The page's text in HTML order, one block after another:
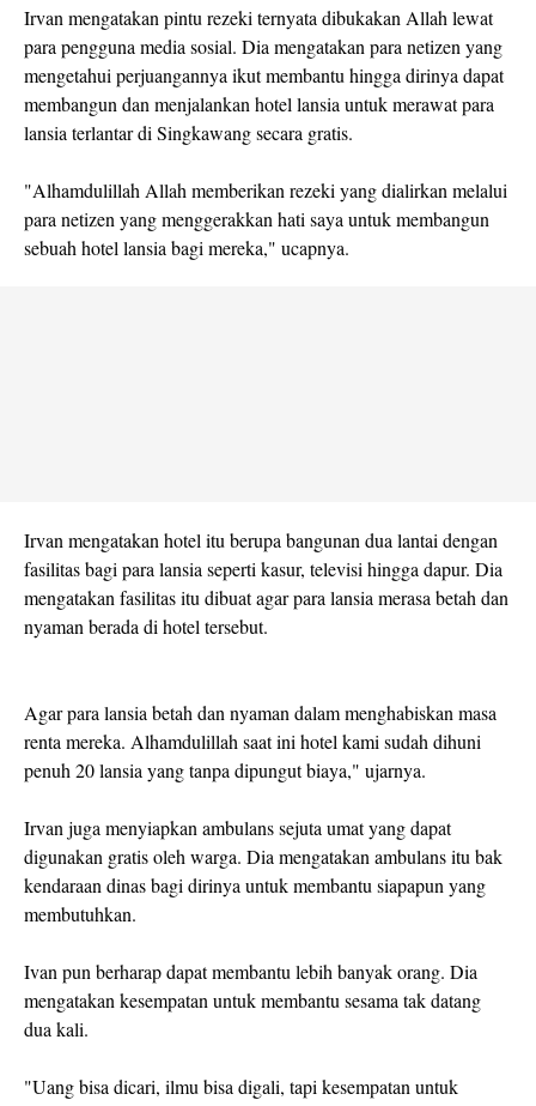
Irvan mengatakan pintu rezeki ternyata dibukakan Allah lewat
para pengguna media sosial. Dia mengatakan para netizen yang
mengetahui perjuangannya ikut membantu hingga dirinya dapat
membangun dan menjalankan hotel lansia untuk merawat para
lansia terlantar di Singkawang secara gratis.
"Alhamdulillah Allah memberikan rezeki yang dialirkan melalui
para netizen yang menggerakkan hati saya untuk membangun
sebuah hotel lansia bagi mereka," ucapnya.
Irvan mengatakan hotel itu berupa bangunan dua lantai dengan
fasilitas bagi para lansia seperti kasur, televisi hingga dapur. Dia
mengatakan fasilitas itu dibuat agar para lansia merasa betah dan
nyaman berada di hotel tersebut.
Agar para lansia betah dan nyaman dalam menghabiskan masa
renta mereka. Alhamdulillah saat ini hotel kami sudah dihuni
penuh 20 lansia yang tanpa dipungut biaya," ujarnya.
Irvan juga menyiapkan ambulans sejuta umat yang dapat
digunakan gratis oleh warga. Dia mengatakan ambulans itu bak
kendaraan dinas bagi dirinya untuk membantu siapapun yang
membutuhkan.
Ivan pun berharap dapat membantu lebih banyak orang. Dia
mengatakan kesempatan untuk membantu sesama tak datang
dua kali.
"Uang bisa dicari, ilmu bisa digali, tapi kesempatan untuk